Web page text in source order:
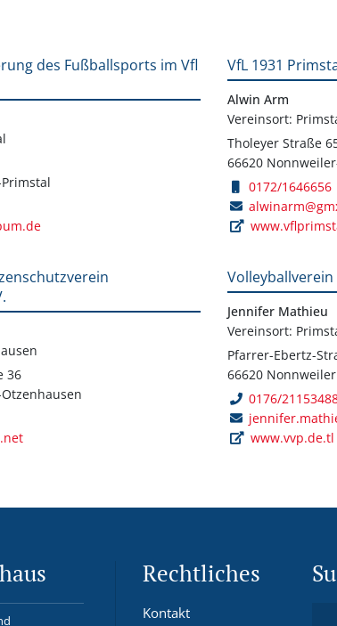
des Fußballsports im Vfl
VfL 1931
Alwin Arm
Vereinsort:
Tholeyer Straße
66620
0172/1646656
36
Volleyballverein
Jennifer Mathieu
Vereinsort:
Pfarrer-Ebertz-
66620 Nonnweiler
0176/
www.vvp.de.tl
Rechtliches
Kontakt